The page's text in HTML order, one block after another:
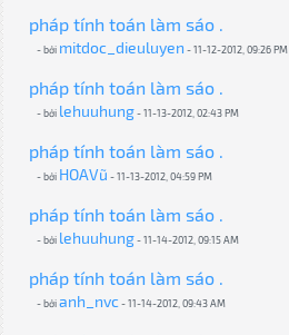
pháp tính toán làm sáo .
- bởi mitdoc_dieuluyen - 11-12-2012, 09:26 PM
pháp tính toán làm sáo .
- bởi lehuuhung- 11-13-2012, 02:43 PM
pháp tính toán làm sáo .
- bởi HOAVũ - 11-13-2012, 04:59 PM
pháp tính toán làm sáo .
- bởi lehuuhung- 11-14-2012, 09:15 AM
pháp tính toán làm sáo .
- bởianh_nvc- 11-14-2012, 09:43 AM